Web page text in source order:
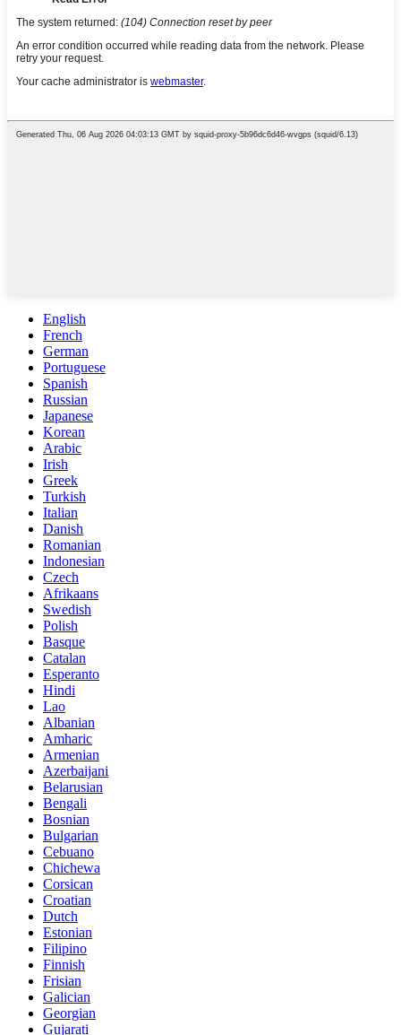
English
French
German
Portuguese
Spanish
Russian
Japanese
Korean
Arabic
Irish
Greek
Turkish
Italian
Danish
Romanian
Indonesian
Czech
Afrikaans
Swedish
Polish
Basque
Catalan
Esperanto
Hindi
Lao
Albanian
Amharic
Armenian
Azerbaijani
Belarusian
Bengali
Bosnian
Bulgarian
Cebuano
Chichewa
Corsican
Croatian
Dutch
Estonian
Filipino
Finnish
Frisian
Galician
Georgian
Gujarati